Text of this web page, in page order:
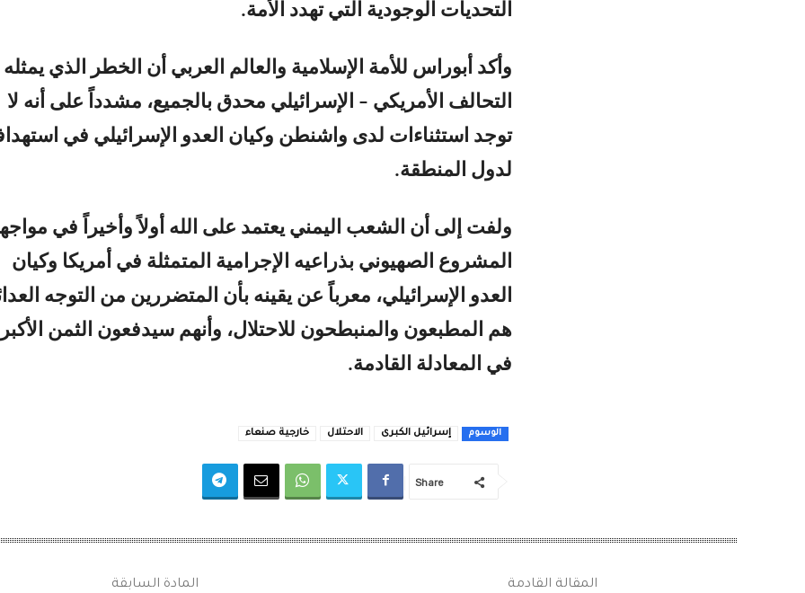
التحديات الوجودية التي تهدد الأمة.
وأكد أبوراس للأمة الإسلامية والعالم العربي أن الخطر الذي يمثله
التحالف الأمريكي – الإسرائيلي محدق بالجميع، مشدداً على أنه لا
توجد استثناءات لدى واشنطن وكيان العدو الإسرائيلي في
لدول المنطقة.
ولفت إلى أن الشعب اليمني يعتمد على الله أولاً وأخيراً في
المشروع الصهيوني بذراعيه الإجرامية المتمثلة في أمريكا وكيان
العدو الإسرائيلي، معرباً عن يقينه بأن المتضررين من التوجه
هم المطبعون والمنبطحون للاحتلال، وأنهم سيدفعون الثمن الأكبر
في المعادلة القادمة.
الوسوم إسرائيل الكبرى الاحتلال خارجية صنعاء
Share
المادة السابقة المقالة القادمة